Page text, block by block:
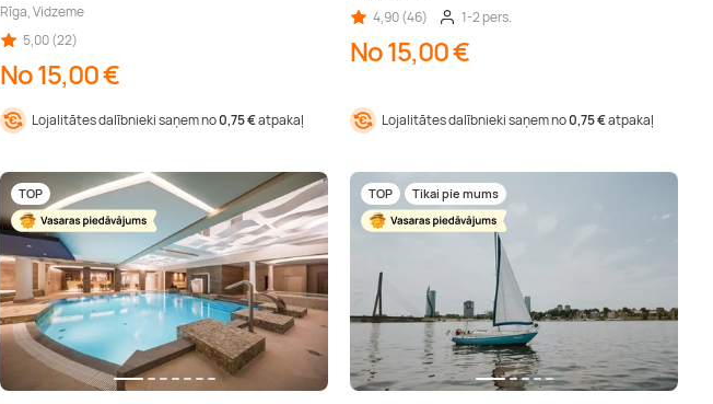
Rīga, Vidzeme
5,00 (22)
No 15,00 €
Lojalitātes dalībnieki saņem no0,75 €atpakaļ
4,90 (46)
1-2 pers.
No 15,00 €
Lojalitātes dalībnieki saņem no0,75 €atpakaļ
TOP TOP Tikai pie mums